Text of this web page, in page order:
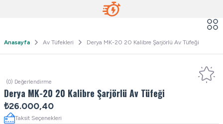
Anasayfa Av Tüfekleri Derya MK-20 20 Kalibre Şarjörlü Av Tüfeği
(0) Değerlendirme
Derya MK-20 20 Kalibre Şarjörlü Av Tüfeği
₺26.000,40
Taksit Seçenekleri